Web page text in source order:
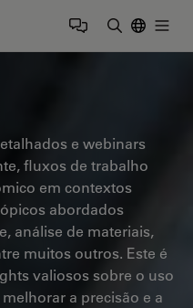
e webinars
fluxos de trabalho
em contextos
abordados
análise de materiais,
muitos outros. Este é
valiosos sobre o uso
a precisão e a